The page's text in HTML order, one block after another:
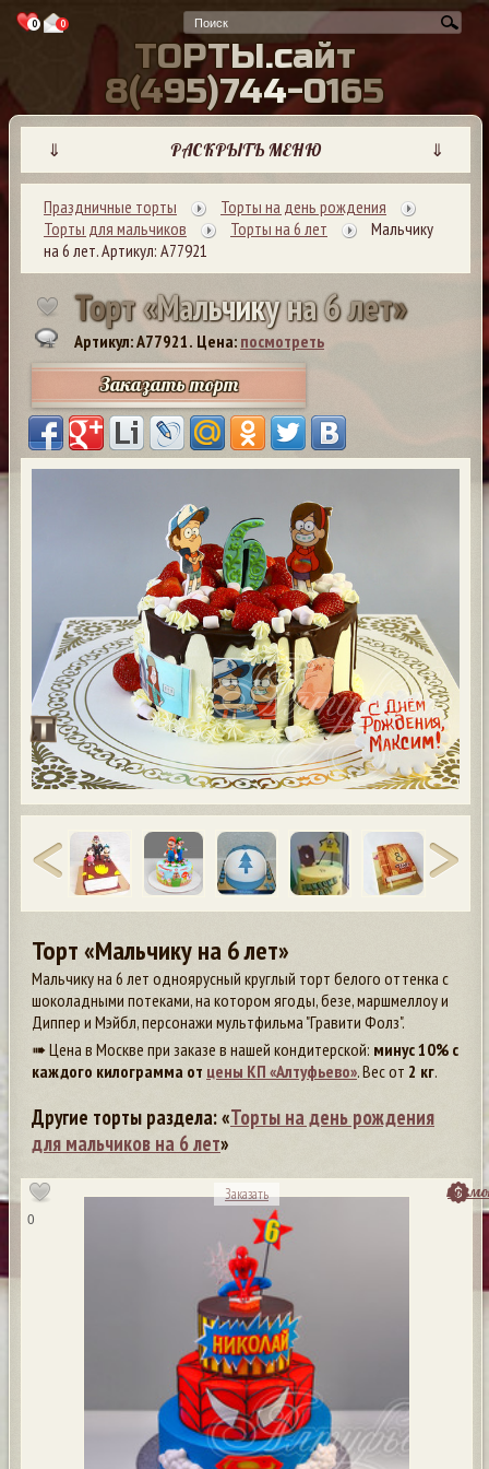
0 0
ТОРТЫ.сайт
8(495)744-0165
⇓ РАСКРЫТЬ МЕНЮ ⇓
Праздничные торты
Торты на день рождения
Торты для мальчиков
Торты на 6 лет
Мальчику
на 6 лет. Артикул: А77921
Торт«Мальчикуна6лет»
Артикул: A77921. Цена: посмотреть
Заказать торт
Торт «Мальчику на 6 лет»
Мальчику на 6 лет одноярусный круглый торт белого оттенка с
шоколадными потеками, на котором ягоды, безе, маршмеллоу и
Диппер и Мэйбл, персонажи мультфильма "Гравити Фолз".
➠ Цена в Москве при заказе в нашей кондитерской: минус 10% с
каждого килограмма от цены КП «Алтуфьево». Вес от 2 кг.
Другие торты раздела: «Торты на день рождения
для мальчиков на 6 лет»
0
Заказать